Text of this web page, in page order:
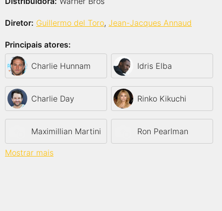
Diretor: Guillermo del Toro, Jean-Jacques Annaud
Principais atores:
Charlie Hunnam Idris Elba
Charlie Day Rinko Kikuchi
Maximillian Martini Ron Pearlman
Mostrar mais